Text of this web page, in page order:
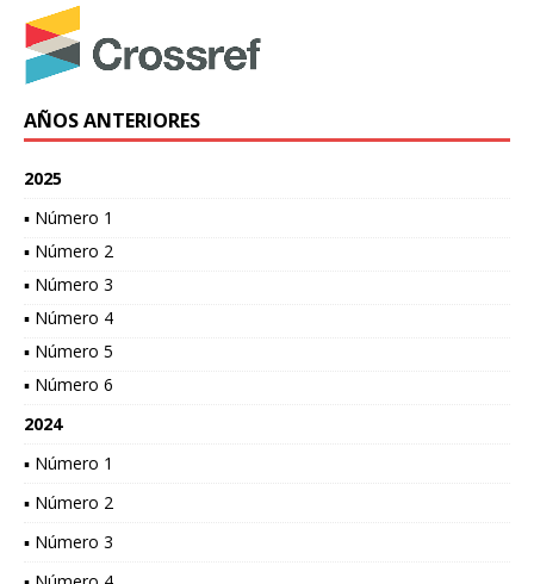
AÑOS ANTERIORES
2025
▪ Número 1
▪ Número 2
▪ Número 3
▪ Número 4
▪ Número 5
▪ Número 6
2024
▪ Número 1
▪ Número 2
▪ Número 3